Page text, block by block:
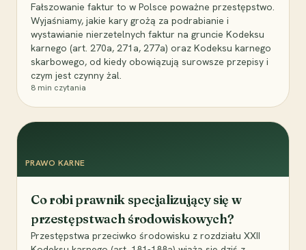
Fałszowanie faktur to w Polsce poważne przestępstwo.
Wyjaśniamy, jakie kary grożą za podrabianie i
wystawianie nierzetelnych faktur na gruncie Kodeksu
karnego (art. 270a, 271a, 277a) oraz Kodeksu karnego
skarbowego, od kiedy obowiązują surowsze przepisy i
czym jest czynny żal.
8 min czytania
PRAWO KARNE
Co robi prawnik specjalizujący się w
przestępstwach środowiskowych?
Przestępstwa przeciwko środowisku z rozdziału XXII